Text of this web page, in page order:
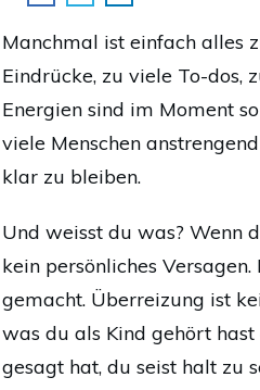
Manchmal ist einfach alles
Eindrücke, zu viele To-dos,
Energien sind im Moment
viele Menschen
klar zu bleiben.
Und weisst du was? Wenn
kein persönliches
gemacht. Überreizung ist
was du als Kind gehört
gesagt hat, du seist halt zu